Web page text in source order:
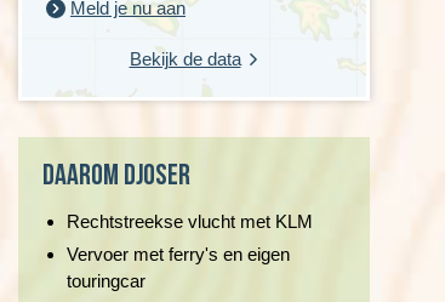
Daarom Djoser
Rechtstreekse vlucht met KLM
Vervoer met ferry's en eigen
touringcar
Meld je nu aan
Bekijk de data